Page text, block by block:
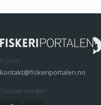
E-post:
kontakt@fiskeriportalen.no
Sosiale medier: